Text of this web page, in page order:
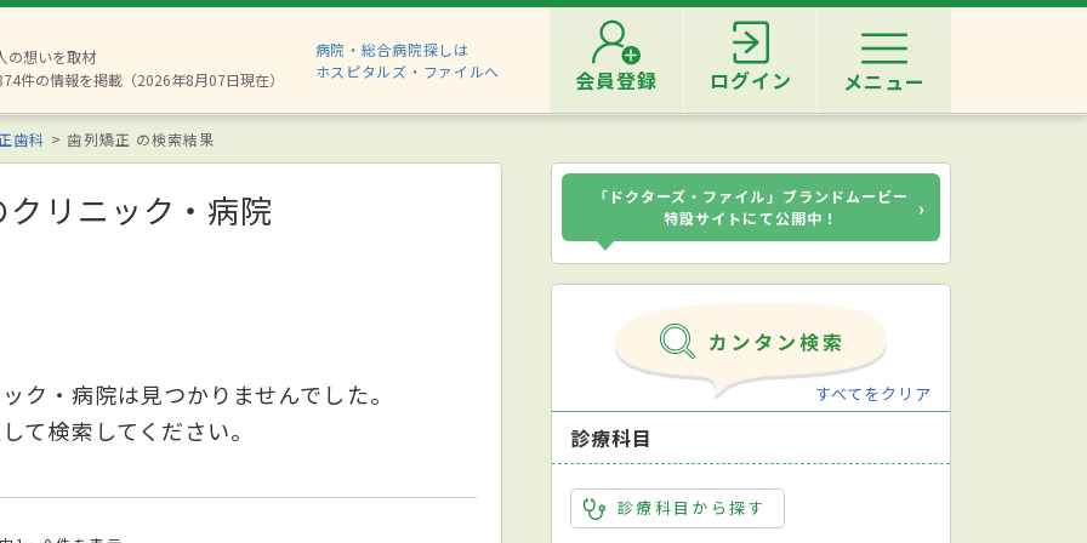
の想いを取材
件の情報を掲載（2026年8月07日現在）
病院・総合病院探しは
ホスピタルズ・ファイルへ
会員登録 ログイン メニュー
歯科 歯列矯正 の検索結果
クリニック・病院
ク・病院は見つかりませんでした。
て検索してください。
「ドクターズ・ファイル」ブランドムービー
特設サイトにて公開中！
›
すべてをクリア
診療科目
診療科目から探す